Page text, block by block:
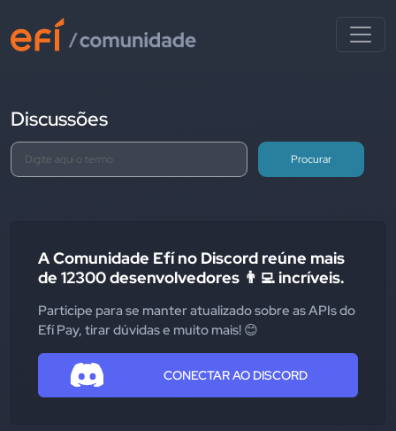
Discussões
Procurar
A Comunidade Efí no Discord reúne mais
de 12300 desenvolvedores 👨‍💻 incríveis.
Participe para se manter atualizado sobre as APIs do
Efí Pay, tirar dúvidas e muito mais! 😊
CONECTAR AO DISCORD